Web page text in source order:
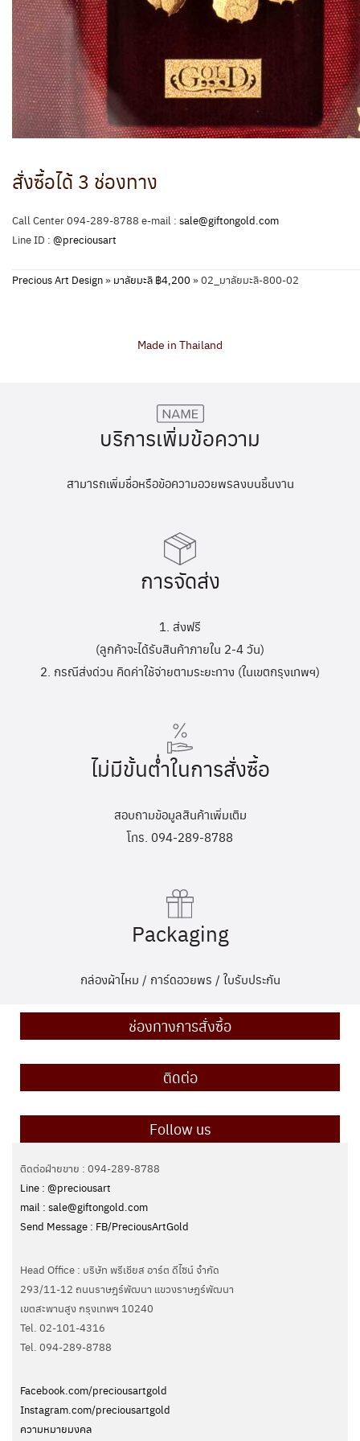
สั่งซื้อได้ 3 ช่องทาง
Call Center 094-289-8788 e-mail : sale@giftongold.com
Line ID : @preciousart
Precious Art Design» มาลัยมะลิ ฿4,200 »02_มาลัยมะลิ-800-02
Made in Thailand
บริการเพิ่มข้อความ
สามารถเพิ่มชื่อหรือข้อความอวยพรลงบนชิ้นงาน
การจัดส่ง
1. ส่งฟรี
(ลูกค้าจะได้รับสินค้าภายใน 2-4 วัน)
2. กรณีส่งด่วน คิดค่าใช้จ่ายตามระยะทาง (ในเขตกรุงเทพฯ)
ไม่มีขั้นต่ำในการสั่งซื้อ
สอบถามข้อมูลสินค้าเพิ่มเติม
โทร. 094-289-8788
Packaging
กล่องผ้าไหม / การ์ดอวยพร / ใบรับประกัน
ช่องทางการสั่งซื้อ
ติดต่อ
Follow us
ติดต่อฝ่ายขาย : 094-289-8788
Line : @preciousart
mail : sale@giftongold.com
Send Message : FB/PreciousArtGold
Head Office : บริษัท พรีเชียส อาร์ต ดีไซน์ จำกัด
293/11-12 ถนนราษฎร์พัฒนา แขวงราษฎร์พัฒนา
เขตสะพานสูง กรุงเทพฯ 10240
Tel. 02-101-4316
Tel. ‭094-289-8788‬
Facebook.com/preciousartgold
Instagram.com/preciousartgold
ความหมายมงคล